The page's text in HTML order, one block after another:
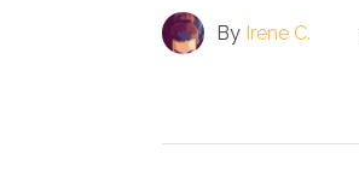
By Irene C.